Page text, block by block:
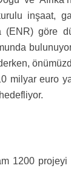
inşaat,
(ENR) göre
milyar euro
1200